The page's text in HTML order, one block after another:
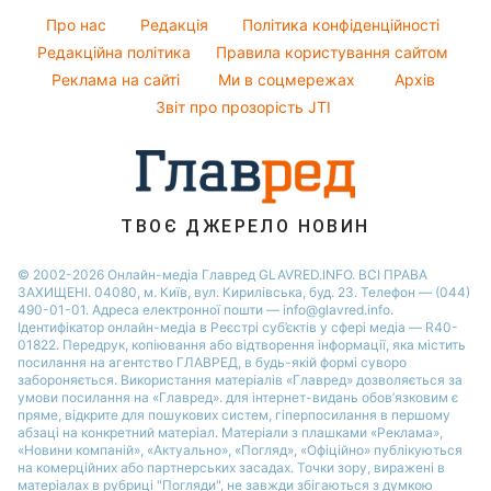
Новини Полтави
Новини Сум
Новини Черкаси
Віталій Козловський
Потап
Гарний манікюр
Напої
Святкове меню
Оптичні ілюзії
Народні прикмети
Усе про шоу-бізнес
Про нас Редакція
Політика конфіденційності
Редакційна політика
Правила користування сайтом
Реклама на сайті
Ми в соцмережах
Архів
Звіт про прозорість JTI
ТВОЄ ДЖЕРЕЛО НОВИН
© 2002-2026 Онлайн-медіа Главред GLAVRED.INFO. ВСІ ПРАВА
ЗАХИЩЕНІ. 04080, м. Київ, вул. Кирилівська, буд. 23. Телефон — (044)
490-01-01. Адреса електронної пошти — info@glavred.info.
Ідентифікатор онлайн-медіа в Реєстрі суб’єктів у сфері медіа — R40-
01822. Передрук, копіювання або відтворення інформації, яка містить
посилання на агентство ГЛАВРЕД, в будь-якій формi суворо
забороняється. Використання матеріалів «Главред» дозволяється за
умови посилання на «Главред». для інтернет-видань обов’язковим є
пряме, відкрите для пошукових систем, гіперпосилання в першому
абзаці на конкретний матеріал. Матеріали з плашками «Реклама»,
«Новини компаній», «Актуально», «Погляд», «Офіційно» публікуються
на комерційних або партнерських засадах. Точки зору, виражені в
матеріалах в рубриці "Погляди", не завжди збігаються з думкою